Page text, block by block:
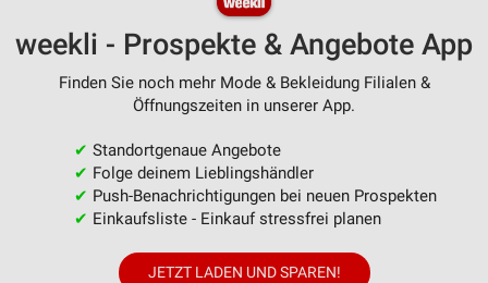
weekli - Prospekte & Angebote App
Finden Sie noch mehr Mode & Bekleidung Filialen &
Öffnungszeiten in unserer App.
✔ Standortgenaue Angebote
✔ Folge deinem Lieblingshändler
✔ Push-Benachrichtigungen bei neuen Prospekten
✔ Einkaufsliste - Einkauf stressfrei planen
JETZT LADEN UND SPAREN!